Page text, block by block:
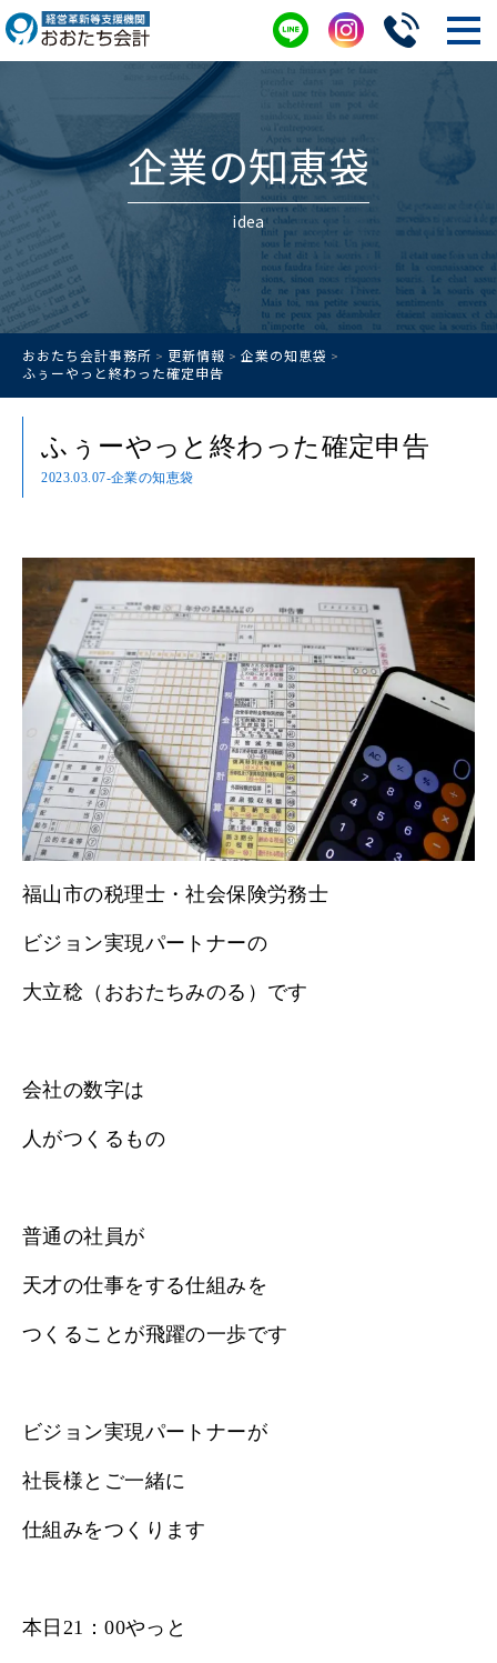
企業の知恵袋
idea
おおたち会計事務所 > 更新情報 > 企業の知恵袋 >
ふぅーやっと終わった確定申告
ふぅーやっと終わった確定申告
2023.03.07-企業の知恵袋
福山市の税理士・社会保険労務士
ビジョン実現パートナーの
大立稔（おおたちみのる）です
会社の数字は
人がつくるもの
普通の社員が
天才の仕事をする仕組みを
つくることが飛躍の一歩です
ビジョン実現パートナーが
社長様とご一緒に
仕組みをつくります
本日21：00やっと